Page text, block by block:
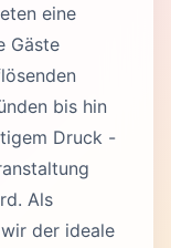
eine
Gäste
bis hin
Druck -
Als
der ideale